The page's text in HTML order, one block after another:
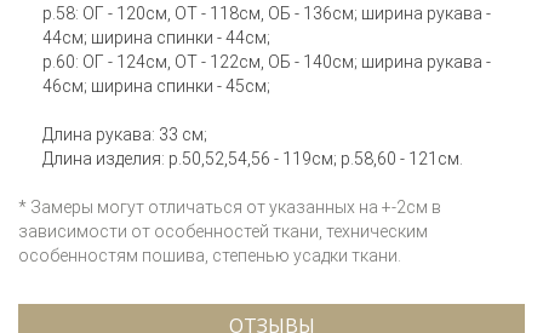
р.58: ОГ - 120см, ОТ - 118см, ОБ - 136см; ширина рукава -
44см; ширина спинки - 44см;
р.60: ОГ - 124см, ОТ - 122см, ОБ - 140см; ширина рукава -
46см; ширина спинки - 45см;
Длина рукава: 33 см;
Длина изделия: р.50,52,54,56 - 119см; р.58,60 - 121см.
* Замеры могут отличаться от указанных на +-2см в
зависимости от особенностей ткани, техническим
особенностям пошива, степенью усадки ткани.
ОТЗЫВЫ